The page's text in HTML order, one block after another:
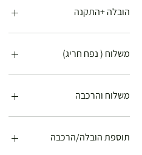
הובלה +התקנה
איסוף עצמי מטבריה
הובלה + התקנה
הובלה והתקנה
הובלה+התקנה
משלוח חינם
משלוח ( נפח חריג)
איסוף מטבריה
משלוח
משלוח והרכבה
איסוף עצמי
איסוף עצמי מטבריה
תוספת הובלה/הרכבה